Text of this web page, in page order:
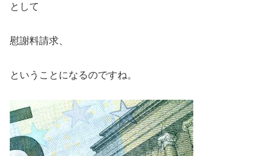
として
慰謝料請求、
ということになるのですね。